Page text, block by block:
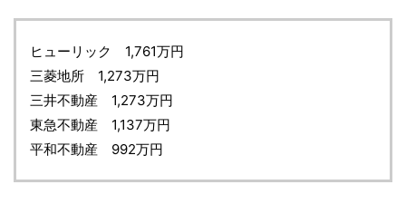
ヒューリック 1,761万円
三菱地所 1,273万円
三井不動産 1,273万円
東急不動産 1,137万円
平和不動産 992万円